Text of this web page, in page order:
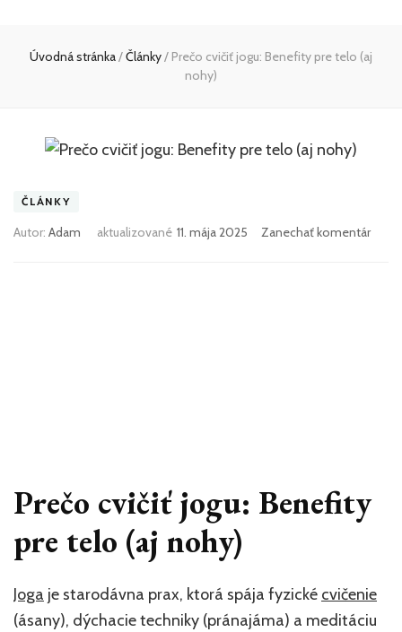
Úvodná stránka/Články/ Prečo cvičiť jogu: Benefity pre telo (aj
nohy)
ČLÁNKY
Autor: Adam aktualizované 11. mája 2025 Zanechať komentárk
Prečo cvičiť jogu: Benefity
pre telo (aj nohy)
Joga je starodávna prax, ktorá spája fyzické cvičenie
(ásany), dýchacie techniky (pránajáma) a meditáciu